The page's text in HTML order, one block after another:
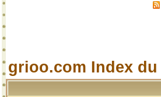
grioo.com Index du